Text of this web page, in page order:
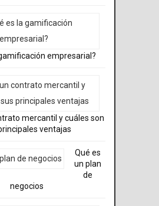
empresarial?
mercantil y cuáles son
ventajas
Qué es
un plan
de
negocios